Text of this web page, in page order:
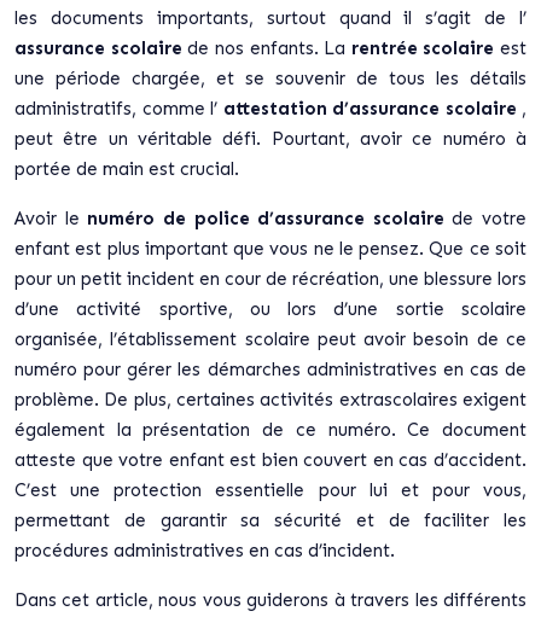
les documents importants, surtout quand il s’agit de l’
assurance scolairede nos enfants. La rentrée scolaire est
une période chargée, et se souvenir de tous les détails
administratifs, comme l’ attestation d’assurance scolaire ,
peut être un véritable défi. Pourtant, avoir ce numéro à
portée de main est crucial.
Avoir le numéro de police d’assurance scolairede votre
enfant est plus important que vous ne le pensez. Que ce soit
pour un petit incident en cour de récréation, une blessure lors
d’une activité sportive, ou lors d’une sortie scolaire
organisée, l’établissement scolaire peut avoir besoin de ce
numéro pour gérer les démarches administratives en cas de
problème. De plus, certaines activités extrascolaires exigent
également la présentation de ce numéro. Ce document
atteste que votre enfant est bien couvert en cas d’accident.
C’est une protection essentielle pour lui et pour vous,
permettant de garantir sa sécurité et de faciliter les
procédures administratives en cas d’incident.
Dans cet article, nous vous guiderons à travers les différents